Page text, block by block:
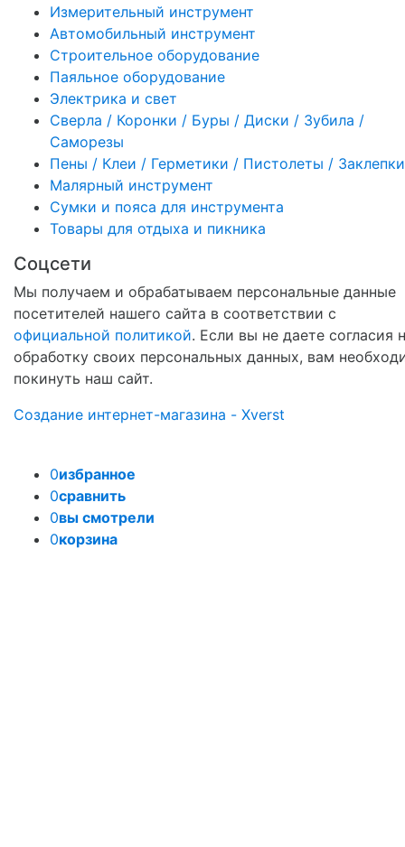
Измерительный инструмент
Автомобильный инструмент
Строительное оборудование
Паяльное оборудование
Электрика и свет
Сверла / Коронки / Буры / Диски / Зубила /
Саморезы
Пены / Клеи / Герметики / Пистолеты / Заклепки
Малярный инструмент
Сумки и пояса для инструмента
Товары для отдыха и пикника
Соцсети
Мы получаем и обрабатываем персональные данные
посетителей нашего сайта в соответствии с
официальной политикой. Если вы не даете согласия
обработку своих персональных данных, вам
покинуть наш сайт.
Создание интернет-магазина - Xverst
0избранное
0сравнить
0вы смотрели
0корзина